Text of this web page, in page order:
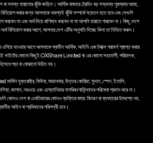
বা সমস্ত হারানোর ঝুঁকি জড়িত। আর্থিক বাজারে ট্রেডিং বড় সম্ভাব্য পুরস্কার আছে,
করার জন্য আপনাকে অবশ্যই ঝুঁকি সম্পর্কে সচেতন হতে হবে এবং সেগুলি
না এবং অর্থ দিয়ে বাণিজ্য করবেন না যা আপনি হারাতে পারবেন না। কিছু দেশে
বিনিয়োগ করার আগে, আপনার দেশ এটির অনুমতি দিচ্ছে কিনা তা নিশ্চিত করুন।
এগিয়ে যাওয়ার আগে আপনাকে স্বাধীন আর্থিক, আইনি এবং ট্যাক্স পরামর্শ প্রাপ্ত করার
এই সাইটের কোনো কিছুই OXShare Limited বা এর কোনো সহযোগী, পরিচালক,
হিসেবে পড়া বা বোঝানো উচিত নয়।
যুক্তরাষ্ট্র, কিউবা, মায়ানমার, উত্তর কোরিয়া, সুদান, স্পেন, ইতালি,
জাপান, নরওয়ে এবং এস্তোনিয়ার নাগরিক/বাসিন্দাদের পরিষেবা প্রদান করে না।
দেশ বা এখতিয়ারের কোনও ব্যক্তির কাছে বিতরণ বা ব্যবহারের উদ্দেশ্যে নয়,
আইন বা প্রবিধানের পরিপন্থী হবে।.